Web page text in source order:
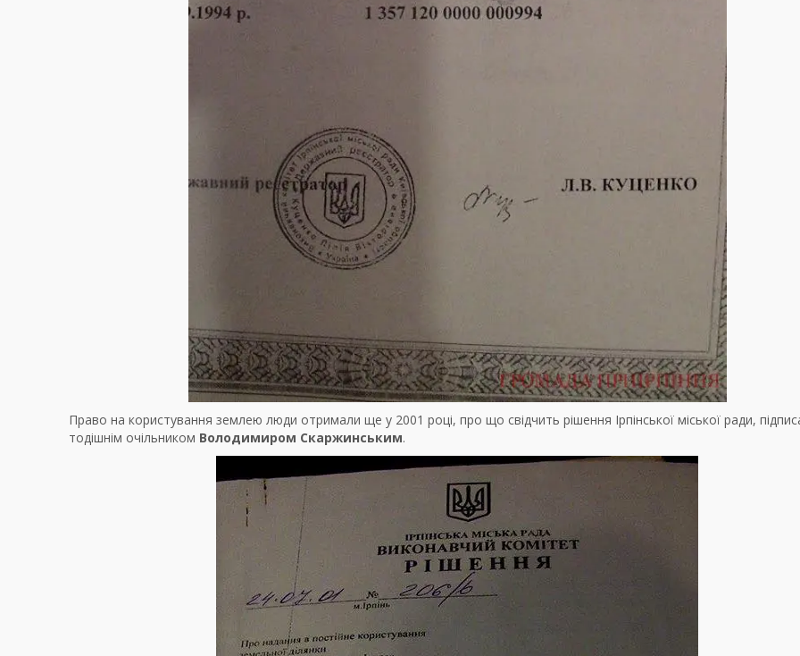
Право на користування землею люди отримали ще у 2001 році, про що свідчить рішення Ірпінської міської ради,
тодішнім очільником Володимиром Скаржинським.